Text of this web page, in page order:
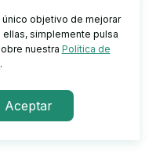
objetivo de mejorar
simplemente pulsa
nuestra Política de
.
Aceptar